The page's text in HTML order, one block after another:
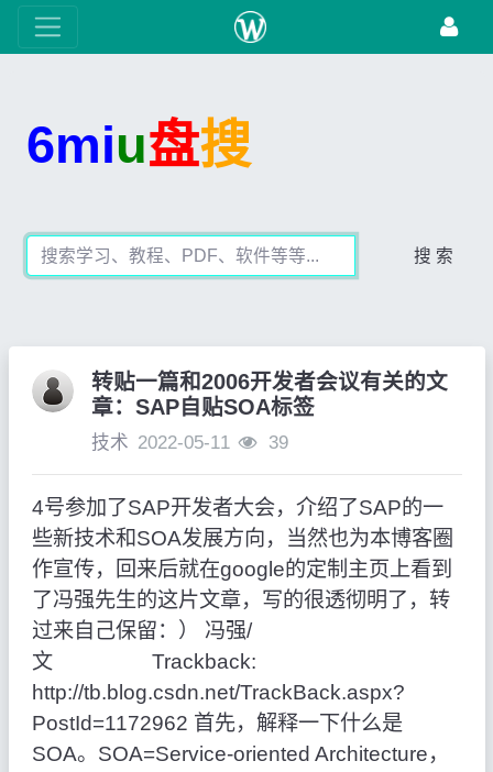
6miu盘搜
搜 索
转贴一篇和2006开发者会议有关的文
章：SAP自贴SOA标签
技术 2022-05-11 39
4号参加了SAP开发者大会，介绍了SAP的一
些新技术和SOA发展方向，当然也为本博客圈
作宣传，回来后就在google的定制主页上看到
了冯强先生的这片文章，写的很透彻明了，转
过来自己保留：） 冯强/
文 Trackback:
http://tb.blog.csdn.net/TrackBack.aspx?
PostId=1172962 首先，解释一下什么是
SOA。SOA=Service-oriented Architecture，